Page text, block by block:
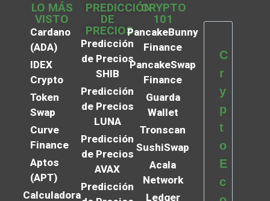
LO MÁS
VISTO
Cardano
(ADA)
IDEX
Crypto
Token
Swap
Curve
Finance
Aptos
(APT)
Calculadora
PREDICCIÓN
DE
PRECIOS
Predicción
de Precios
SHIB
Predicción
de Precios
LUNA
Predicción
de Precios
AVAX
Predicción
CRYPTO
101
PancakeBunny
Finance
PancakeSwap
Finance
Guarda
Wallet
Tronscan
SushiSwap
Acala
Network
Ledger
C
r
y
p
t
o
E
c